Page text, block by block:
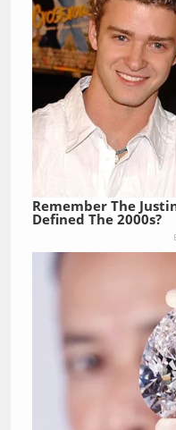
Remember The
Defined The 2000s?